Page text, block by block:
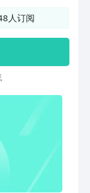
风，让用户进入
提供用于存储的
盒子大小与物品
置到相应的位置
们收纳的同时是
界面上是不会显
用户自己把握
结果收纳还没完
过咯，此外游戏
景和收纳物品。
玩法方式也是
耐心挑战；2、
人订阅